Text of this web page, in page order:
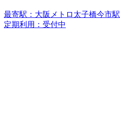
最寄駅：大阪メトロ太子橋今市駅
定期利用：受付中